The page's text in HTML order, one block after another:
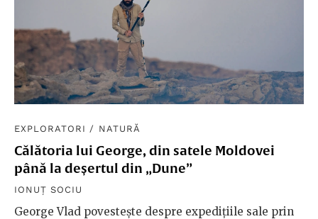
EXPLORATORI / NATURĂ
Călătoria lui George, din satele Moldovei
până la deșertul din „Dune”
IONUȚ SOCIU
George Vlad povestește despre expedițiile sale prin